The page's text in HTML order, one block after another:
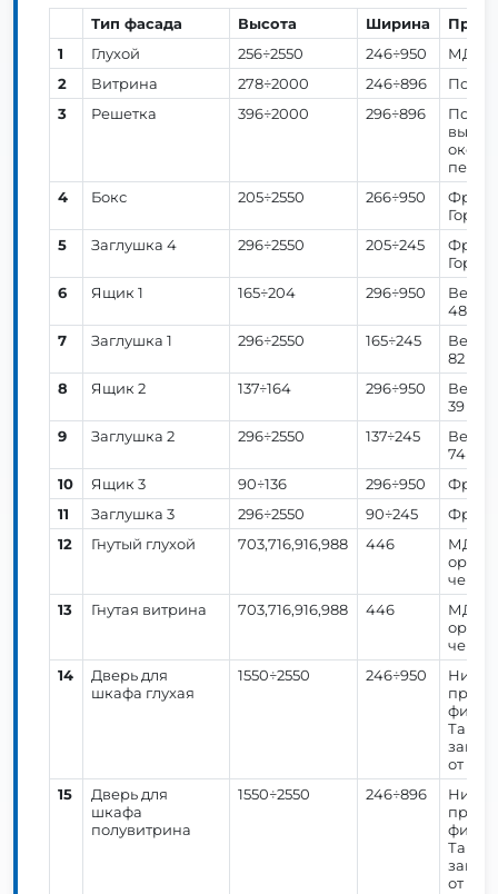
Тип фасада Высота Ширина
1
Глухой 256÷2550 246÷950
МДФ
2
Витрина 278÷2000 246÷896
Поля:
3
Решетка 396÷2000 296÷896
Поля:
4
Бокс 205÷2550 266÷950
5
Заглушка 4 296÷2550 205÷245
6
Ящик 1 165÷204 296÷950
48 мм.
7
Заглушка 1 296÷2550 165÷245
82 мм.
8
Ящик 2 137÷164 296÷950
39 мм.
9
Заглушка 2 296÷2550 137÷245
74 мм.
10
Ящик 3 90÷136 296÷950
11
Заглушка 3 296÷2550 90÷245
12
Гнутый глухой 703,716,916,988 446
МДФ
13
Гнутая витрина 703,716,916,988 446
МДФ
14
Дверь для
шкафа глухая
1550÷2550 246÷950
от
15
Дверь для
шкафа
полувитрина
1550÷2550 246÷896
от